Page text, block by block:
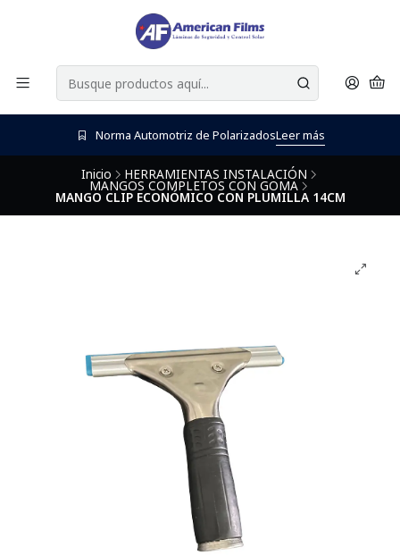
Norma Automotriz de PolarizadosLeer más
Inicio HERRAMIENTAS INSTALACIÓN
MANGOS COMPLETOS CON GOMA
MANGO CLIP ECONÓMICO CON PLUMILLA 14CM